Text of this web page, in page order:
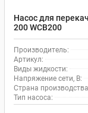
Насос для
200 WCB200
Производитель:
Артикул:
Виды жидкости:
Напряжение сети, В:
Страна
Тип насоса: